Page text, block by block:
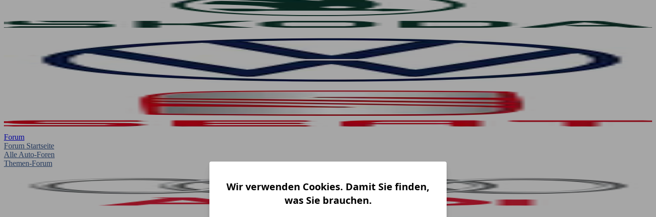
Forum
Forum Startseite
Alle Auto-Foren
Themen-Forum
Wir verwenden Cookies. Damit Sie finden,
was Sie brauchen.